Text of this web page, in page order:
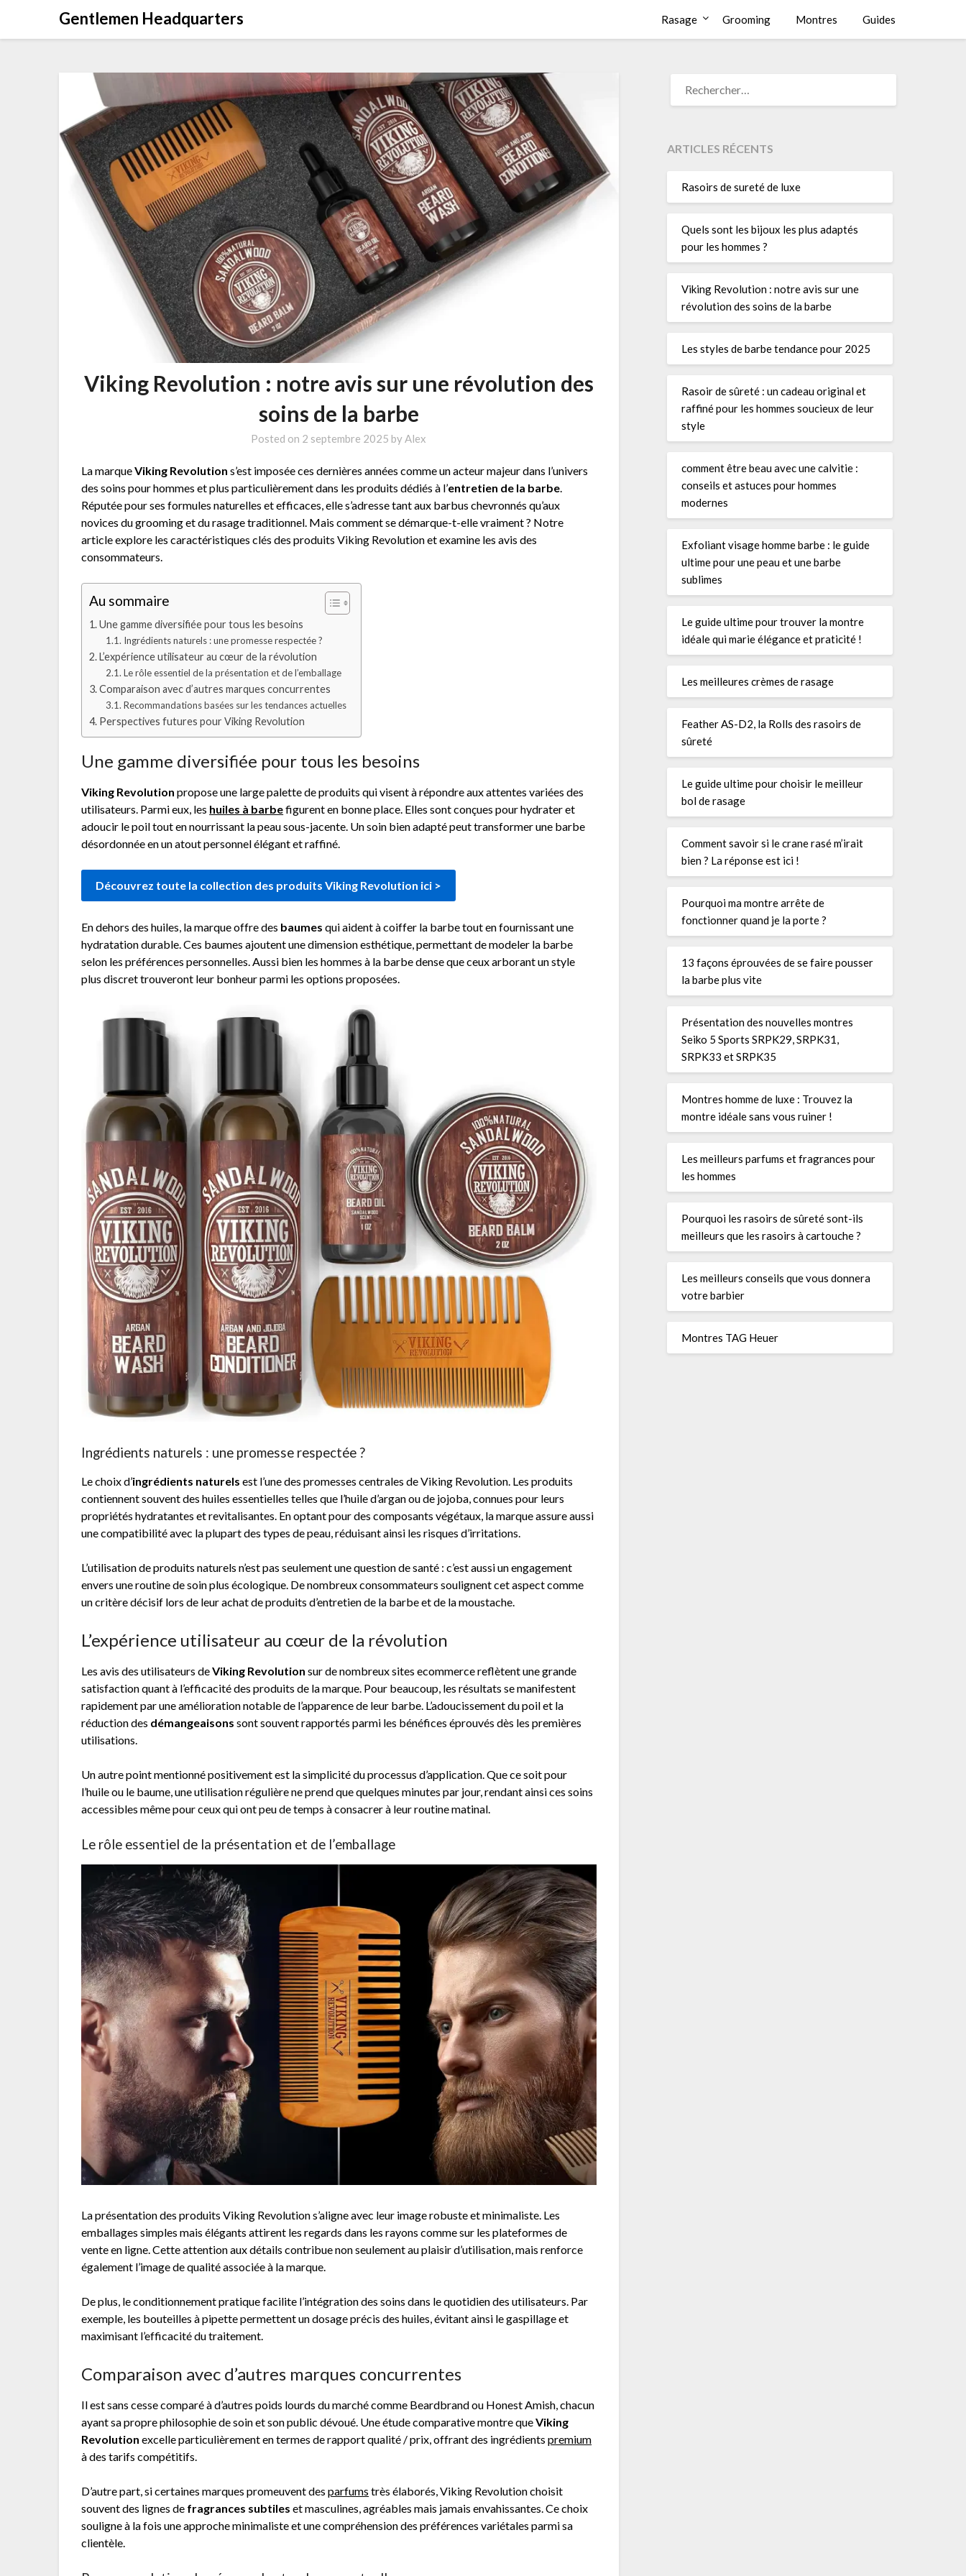
Gentlemen Headquarters Rasage Grooming Montres Guides
Viking Revolution : notre avis sur une révolution des
soins de la barbe
Posted on 2 septembre 2025 byAlex
La marqueViking Revolution s’est imposée ces dernières années comme un acteur majeur dans l’univers
des soins pour hommes et plus particulièrement dans les produits dédiés à l’entretien de la barbe.
Réputée pour ses formules naturelles et efficaces, elle s’adresse tant aux barbus chevronnés qu’aux
novices du grooming et du rasage traditionnel. Mais comment se démarque-t-elle vraiment ? Notre
article explore les caractéristiques clés des produits Viking Revolution et examine les avis des
consommateurs.
Au sommaire
Une gamme diversifiée pour tous les besoins
Ingrédients naturels : une promesse respectée ?
L’expérience utilisateur au cœur de la révolution
Le rôle essentiel de la présentation et de l’emballage
Comparaison avec d’autres marques concurrentes
Recommandations basées sur les tendances actuelles
Perspectives futures pour Viking Revolution
Une gamme diversifiée pour tous les besoins
Viking Revolution propose une large palette de produits qui visent à répondre aux attentes variées des
utilisateurs. Parmi eux, les huiles à barbefigurent en bonne place. Elles sont conçues pour hydrater et
adoucir le poil tout en nourrissant la peau sous-jacente. Un soin bien adapté peut transformer une barbe
désordonnée en un atout personnel élégant et raffiné.
Découvrez toute la collection des produits Viking Revolution ici >
En dehors des huiles, la marque offre des baumes qui aident à coiffer la barbe tout en fournissant une
hydratation durable. Ces baumes ajoutent une dimension esthétique, permettant de modeler la barbe
selon les préférences personnelles. Aussi bien les hommes à la barbe dense que ceux arborant un style
plus discret trouveront leur bonheur parmi les options proposées.
Ingrédients naturels : une promesse respectée ?
Le choix d’ingrédients naturels est l’une des promesses centrales de Viking Revolution. Les produits
contiennent souvent des huiles essentielles telles que l’huile d’argan ou de jojoba, connues pour leurs
propriétés hydratantes et revitalisantes. En optant pour des composants végétaux, la marque assure aussi
une compatibilité avec la plupart des types de peau, réduisant ainsi les risques d’irritations.
L’utilisation de produits naturels n’est pas seulement une question de santé : c’est aussi un engagement
envers une routine de soin plus écologique. De nombreux consommateurs soulignent cet aspect comme
un critère décisif lors de leur achat de produits d’entretien de la barbe et de la moustache.
L’expérience utilisateur au cœur de la révolution
Les avis des utilisateurs deViking Revolution sur de nombreux sites ecommerce reflètent une grande
satisfaction quant à l’efficacité des produits de la marque. Pour beaucoup, les résultats se manifestent
rapidement par une amélioration notable de l’apparence de leur barbe. L’adoucissement du poil et la
réduction des démangeaisons sont souvent rapportés parmi les bénéfices éprouvés dès les premières
utilisations.
Un autre point mentionné positivement est la simplicité du processus d’application. Que ce soit pour
l’huile ou le baume, une utilisation régulière ne prend que quelques minutes par jour, rendant ainsi ces soins
accessibles même pour ceux qui ont peu de temps à consacrer à leur routine matinal.
Le rôle essentiel de la présentation et de l’emballage
La présentation des produits Viking Revolution s’aligne avec leur image robuste et minimaliste. Les
emballages simples mais élégants attirent les regards dans les rayons comme sur les plateformes de
vente en ligne. Cette attention aux détails contribue non seulement au plaisir d’utilisation, mais renforce
également l’image de qualité associée à la marque.
De plus, le conditionnement pratique facilite l’intégration des soins dans le quotidien des utilisateurs. Par
exemple, les bouteilles à pipette permettent un dosage précis des huiles, évitant ainsi le gaspillage et
maximisant l’efficacité du traitement.
Comparaison avec d’autres marques concurrentes
Il est sans cesse comparé à d’autres poids lourds du marché comme Beardbrand ou Honest Amish, chacun
ayant sa propre philosophie de soin et son public dévoué. Une étude comparative montre queViking
Revolution excelle particulièrement en termes de rapport qualité / prix, offrant des ingrédientspremium
à des tarifs compétitifs.
D’autre part, si certaines marques promeuvent desparfums très élaborés, Viking Revolution choisit
souvent des lignes de fragrances subtiles et masculines, agréables mais jamais envahissantes. Ce choix
souligne à la fois une approche minimaliste et une compréhension des préférences variétales parmi sa
clientèle.
ARTICLES RÉCENTS
Rasoirs de sureté de luxe
Quels sont les bijoux les plus adaptés
pour les hommes ?
Viking Revolution : notre avis sur une
révolution des soins de la barbe
Les styles de barbe tendance pour 2025
Rasoir de sûreté : un cadeau original et
raffiné pour les hommes soucieux de leur
style
comment être beau avec une calvitie :
conseils et astuces pour hommes
modernes
Exfoliant visage homme barbe : le guide
ultime pour une peau et une barbe
sublimes
Le guide ultime pour trouver la montre
idéale qui marie élégance et praticité !
Les meilleures crèmes de rasage
Feather AS-D2, la Rolls des rasoirs de
sûreté
Le guide ultime pour choisir le meilleur
bol de rasage
Comment savoir si le crane rasé m’irait
bien ? La réponse est ici !
Pourquoi ma montre arrête de
fonctionner quand je la porte ?
13 façons éprouvées de se faire pousser
la barbe plus vite
Présentation des nouvelles montres
Seiko 5 Sports SRPK29, SRPK31,
SRPK33 et SRPK35
Montres homme de luxe : Trouvez la
montre idéale sans vous ruiner !
Les meilleurs parfums et fragrances pour
les hommes
Pourquoi les rasoirs de sûreté sont-ils
meilleurs que les rasoirs à cartouche ?
Les meilleurs conseils que vous donnera
votre barbier
Montres TAG Heuer